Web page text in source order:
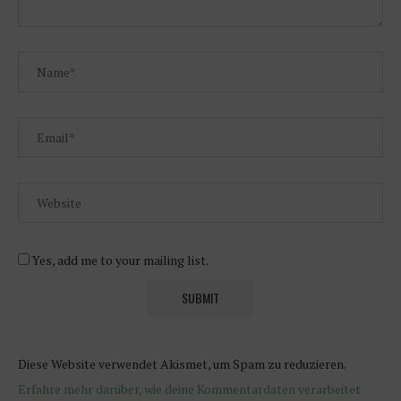
Yes, add me to your mailing list.
Diese Website verwendet Akismet, um Spam zu reduzieren.
Erfahre mehr darüber, wie deine Kommentardaten verarbeitet